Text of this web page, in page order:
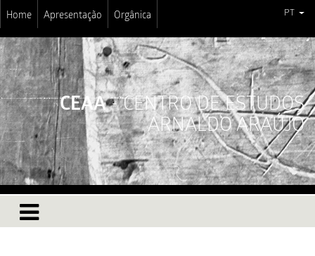
Home Apresentação Orgânica PT
CEAA- CENTRO DE ESTUDOS
ARNALDO ARAÚJO